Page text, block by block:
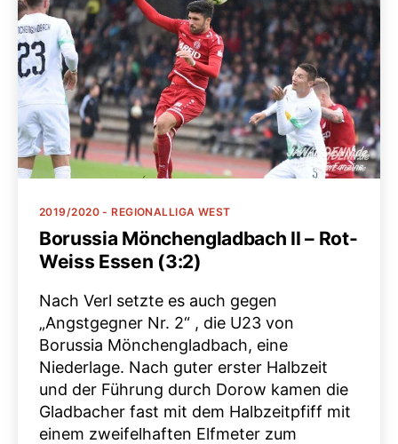
Kategorien
2019/2020 - REGIONALLIGA WEST
Borussia Mönchengladbach II – Rot-
Weiss Essen (3:2)
Nach Verl setzte es auch gegen
„Angstgegner Nr. 2“ , die U23 von
Borussia Mönchengladbach, eine
Niederlage. Nach guter erster Halbzeit
und der Führung durch Dorow kamen die
Gladbacher fast mit dem Halbzeitpfiff mit
einem zweifelhaften Elfmeter zum